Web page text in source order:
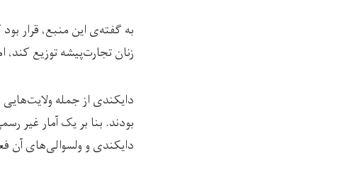
زنان تجارت‌پیشه توزیع کند،
دایکندی از جمله
دایکندی و ولسوالی‌های آن